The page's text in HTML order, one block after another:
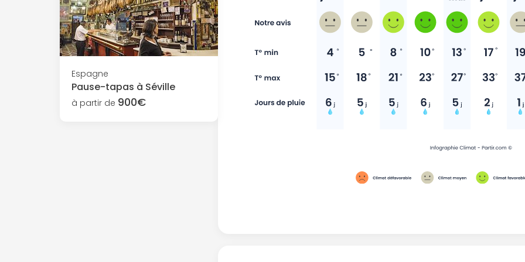
Espagne
Pause-tapas à Séville
à partir de 900€